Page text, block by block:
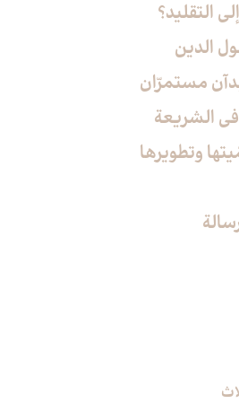
التقليد؟
الدين
مستمرّان
في الشريعة
وتطويرها